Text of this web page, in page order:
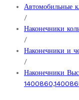
Автомобильные
/
Наконечники
/
Наконечники и
/
Наконечники